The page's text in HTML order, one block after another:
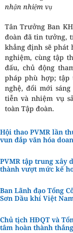
nhận nhiệm vụ
Tân Trưởng Ban
đoàn đã tin tưởng,
khẳng định sẽ
nghiệm, cùng tập
đấu, chủ động
pháp phù hợp; tập
nghệ, đổi mới
tiễn và nhiệm vụ
toàn Tập đoàn.
Hội thao PVMR lần
vun đắp văn hóa
PVMR tập trung xây
thành vượt mức kế
Ban Lãnh đạo Tổng
Sơn Dầu khí Việt
Chủ tịch HĐQT và
tâm hoàn thành